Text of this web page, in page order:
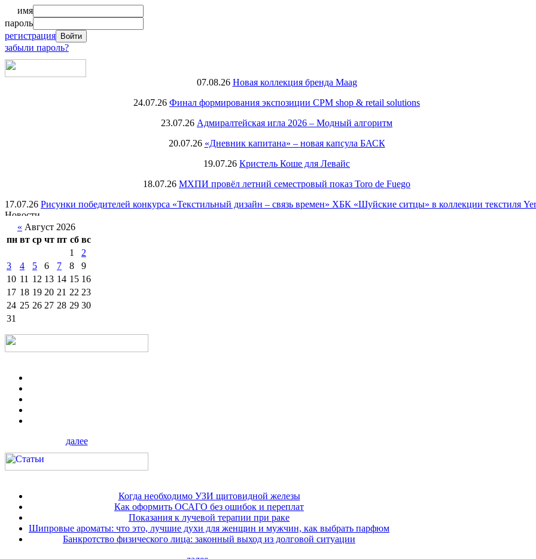
имя
пароль
регистрация
забыли пароль?
07.08.26 Новая коллекция бренда Maag
24.07.26 Финал формирования экспозиции CPM shop & retail solutions
23.07.26 Адмиралтейская игла 2026 – Модный алгоритм
20.07.26 «Дневник капитана» – новая капсула БАСК
19.07.26 Кристель Коше для Левайс
18.07.26 МХПИ провёл летний семестровый показ Toro de Fuego
17.07.26 Рисунки победителей конкурса «Текстильный дизайн – связь времен» ХБК «Шуйские ситцы» в коллекции текстиля
« Август 2026
пн вт ср чт пт сб вс
1
2
3
4 5 6 7 8
9
10 11 12 13 14 15 16
17 18 19 20 21 22 23
24 25 26 27 28 29 30
31
далее
Когда необходимо УЗИ щитовидной железы
Как оформить ОСАГО без ошибок и переплат
Показания к лучевой терапии при раке
Шипровые ароматы: что это, лучшие духи для женщин и мужчин, как выбрать парфюм
Банкротство физического лица: законный выход из долговой ситуации